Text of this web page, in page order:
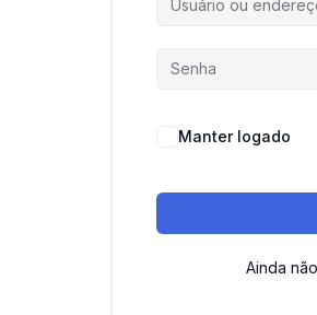
Manter logado
Ainda